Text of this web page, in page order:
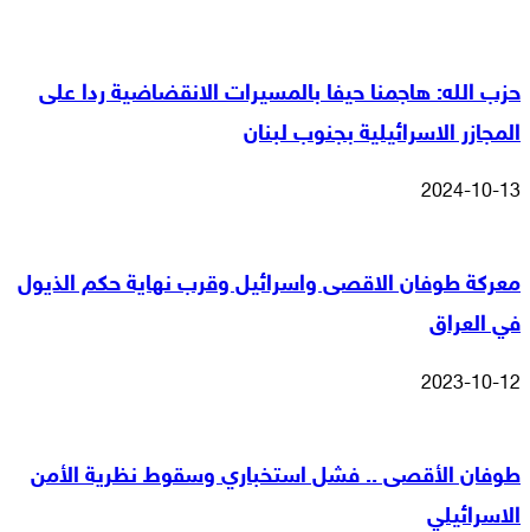
حزب الله: هاجمنا حيفا بالمسيرات الانقضاضية ردا على
المجازر الاسرائيلية بجنوب لبنان
2024-10-13
معركة طوفان الاقصى واسرائيل وقرب نهاية حكم الذيول
في العراق
2023-10-12
طوفان الأقصى .. فشل استخباري وسقوط نظرية الأمن
الاسرائيلي